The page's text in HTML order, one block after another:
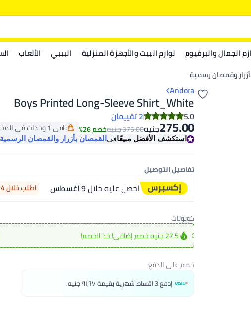
الجمال والبرفيوم لوازم البيت والأجهزة المنزلية البيبي الألعاب
وقمصان رسمية
Andora
Boys Printed Long-Sleeve Shirt_White
5.0
2 تقييمان
جنيه275.00 جنيه375.00 خصم 26% باقي 1 وحدات في المخزون
باقي 1 وحدات في المخزون استكشف الأفضل مبيعًافي القمصان بأزرار والقمصان الرسمية
تفاصيل التوصيل
احصل عليه خلال9 اغسطس اطلب خلال 14 ساعة 4 دقيقة
كوبونات
27.5 جنيه خصم إضافي! خذ الخصم!
خصم على الدفع
إدفع 3 اقساط شهرية بقيمة ٩١٫٦٧ جنيه.